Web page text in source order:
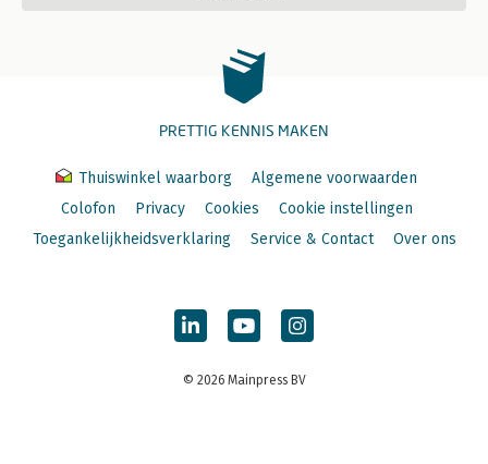
PRETTIG KENNIS MAKEN
Thuiswinkel waarborg
Algemene voorwaarden
Colofon
Privacy Cookies
Cookie instellingen
Toegankelijkheidsverklaring
Service & Contact Over ons
© 2026 Mainpress BV